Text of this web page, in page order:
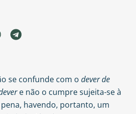
se confunde com o dever de
e não o cumpre sujeita-se à
havendo, portanto, um